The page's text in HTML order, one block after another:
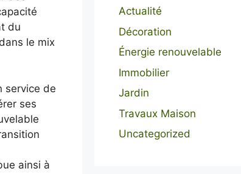
du
le mix
service de
ses
ainsi à
Actualité
Décoration
Énergie renouvelable
Immobilier
Jardin
Travaux Maison
Uncategorized